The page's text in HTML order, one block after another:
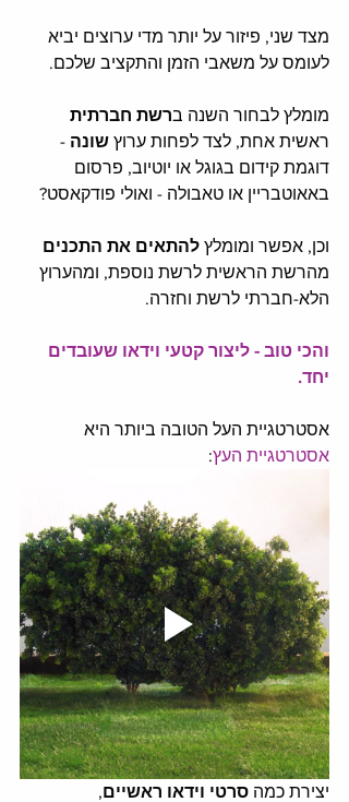
מצד שני, פיזור על יותר מדי ערוצים יביא
לעומס על משאבי הזמן והתקציב שלכם.
מומלץ לבחור השנה ברשת חברתית
ראשית אחת, לצד לפחות ערוץ שונה -
דוגמת קידום בגוגל או יוטיוב, פרסום
באאוטבריין או טאבולה - ואולי פודקאסט?
וכן, אפשר ומומלץ להתאים את התכנים
מהרשת הראשית לרשת נוספת, ומהערוץ
הלא-חברתי לרשת וחזרה.
והכי טוב - ליצור קטעי וידאו שעובדים
יחד.
אסטרטגיית העל הטובה ביותר היא
אסטרטגיית העץ:
יצירת כמה סרטי וידאו ראשיים,